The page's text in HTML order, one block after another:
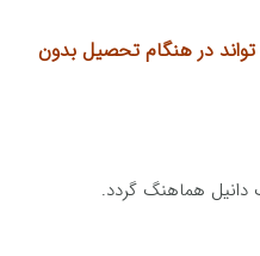
در هنگام تحصیل بدون
دانیل هماهنگ گردد.